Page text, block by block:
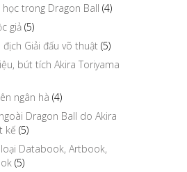
trong Dragon Ball (4)
giả (5)
Giải đấu võ thuật (5)
bút tích Akira Toriyama
ngân hà (4)
Dragon Ball do Akira
kế (5)
Databook, Artbook,
(5)